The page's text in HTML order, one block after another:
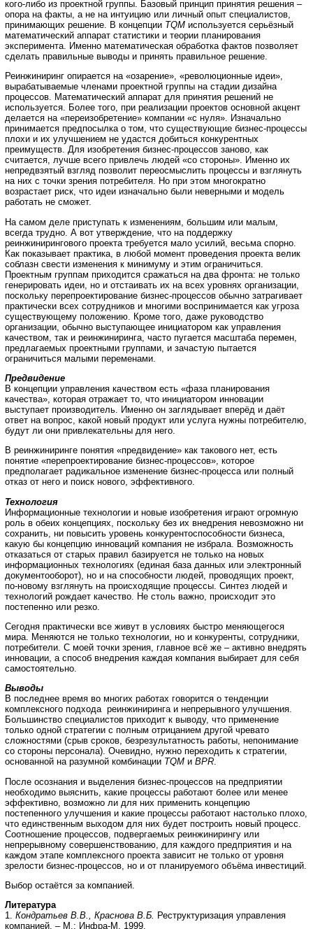
кого-либо из проектной группы. Базовый принцип принятия решения –
опора на факты, а не на интуицию или личный опыт специалистов,
принимающих решение. В концепции TQM используется серьёзный
математический аппарат статистики и теории планирования
эксперимента. Именно математическая обработка фактов позволяет
сделать правильные выводы и принять правильное решение.
Реинжиниринг опирается на «озарение», «революционные идеи»,
вырабатываемые членами проектной группы на стадии дизайна
процессов. Математический аппарат для принятия решений не
используется. Более того, при реализации проектов основной акцент
делается на «переизобретение» компании «с нуля». Изначально
принимается предпосылка о том, что существующие бизнес-процессы
плохи и их улучшением не удастся добиться конкурентных
преимуществ. Для изобретения бизнес-процессов заново, как
считается, лучше всего привлечь людей «со стороны». Именно их
непредвзятый взгляд позволит переосмыслить процессы и взглянуть
на них с точки зрения потребителя. Но при этом многократно
возрастает риск, что идеи изначально были неверными и модель
работать не сможет.
На самом деле приступать к изменениям, большим или малым,
всегда трудно. А вот утверждение, что на поддержку
реинжинирингового проекта требуется мало усилий, весьма спорно.
Как показывает практика, в любой момент проведения проекта велик
соблазн свести изменения к минимуму и этим ограничиться.
Проектным группам приходится сражаться на два фронта: не только
генерировать идеи, но и отстаивать их на всех уровнях организации,
поскольку перепроектирование бизнес-процессов обычно затрагивает
практически всех сотрудников и многими воспринимается как угроза
существующему положению. Кроме того, даже руководство
организации, обычно выступающее инициатором как управления
качеством, так и реинжиниринга, часто пугается масштаба перемен,
предлагаемых проектными группами, и зачастую пытается
ограничиться малыми переменами.
Предвидение
В концепции управления качеством есть «фаза планирования
качества», которая отражает то, что инициатором инновации
выступает производитель. Именно он заглядывает вперёд и даёт
ответ на вопрос, какой новый продукт или услуга нужны потребителю,
будут ли они привлекательны для него.
В реинжиниринге понятия «предвидение» как такового нет, есть
понятие «перепроектирование бизнес-процессов», которое
предполагает радикальное изменение бизнес-процесса или полный
отказ от него и поиск нового, эффективного.
Технология
Информационные технологии и новые изобретения играют огромную
роль в обеих концепциях, поскольку без их внедрения невозможно ни
сохранить, ни повысить уровень конкурентоспособности бизнеса,
какую бы концепцию инноваций компания не избрала. Возможность
отказаться от старых правил базируется не только на новых
информационных технологиях (единая база данных или электронный
документооборот), но и на способности людей, проводящих проект,
по-новому взглянуть на происходящие процессы. Синтез людей и
технологий рождает качество. Не столь важно, происходит это
постепенно или резко.
Сегодня практически все живут в условиях быстро меняющегося
мира. Меняются не только технологии, но и конкуренты, сотрудники,
потребители. С моей точки зрения, главное всё же – активно внедрять
инновации, а способ внедрения каждая компания выбирает для себя
самостоятельно.
Выводы
В последнее время во многих работах говорится о тенденции
комплексного подхода реинжиниринга и непрерывного улучшения.
Большинство специалистов приходит к выводу, что применение
только одной стратегии с полным отрицанием другой чревато
сложностями (срыв сроков, безрезультатность работы, непонимание
со стороны персонала). Очевидно, нужно переходить к стратегии,
основанной на разумной комбинации TQM и BPR.
После осознания и выделения бизнес-процессов на предприятии
необходимо выяснить, какие процессы работают более или менее
эффективно, возможно ли для них применить концепцию
постепенного улучшения и какие процессы работают настолько плохо,
что единственным выходом для них будет построить новый процесс.
Соотношение процессов, подвергаемых реинжинирингу или
непрерывному совершенствованию, для каждого предприятия и на
каждом этапе комплексного проекта зависит не только от уровня
зрелости бизнес-процессов, но и от планируемого объёма инвестиций.
Выбор остаётся за компанией.
Литература
1. Кондратьев В.В., Краснова В.Б. Реструктуризация управления
компанией. – М.: Инфра-М, 1999.